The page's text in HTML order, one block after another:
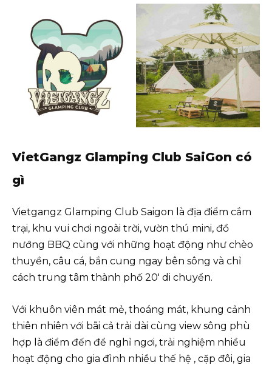
VietGangz Glamping Club SaiGon có
gì
Vietgangz Glamping Club Saigon là địa điểm cắm
trại, khu vui chơi ngoài trời, vườn thú mini, đồ
nướng BBQ cùng với những hoạt động như chèo
thuyền, câu cá, bắn cung ngay bên sông và chỉ
cách trung tâm thành phố 20′ di chuyển.
Với khuôn viên mát mẻ, thoáng mát, khung cảnh
thiên nhiên với bãi cả trải dài cùng view sông phù
hợp là điểm đến để nghỉ ngơi, trải nghiệm nhiều
hoạt động cho gia đình nhiều thế hệ , cặp đôi, gia